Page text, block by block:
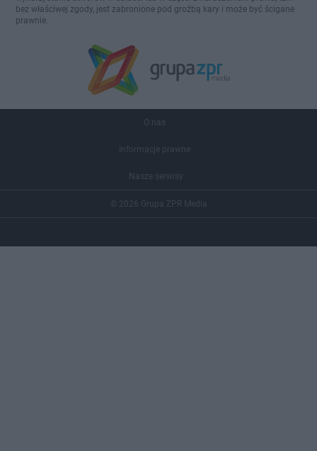
bez właściwej zgody, jest zabronione pod groźbą kary i może być ścigane
prawnie.
O nas
Informacje prawne
Nasze serwisy
© 2026 Grupa ZPR Media